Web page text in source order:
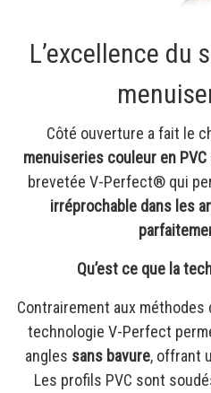
L’excellence du
Côté ouverture a fait le
menuiseries couleur en PVC
brevetée V-Perfect® qui
irréprochable dans les
Qu’est ce que la
Contrairement aux
technologie V-Perfect
angles sans bavure, offrant
Les profils PVC sont